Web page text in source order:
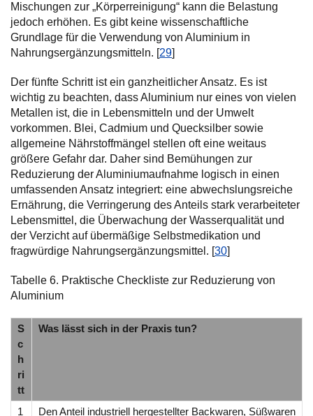
Mischungen zur „Körperreinigung“ kann die Belastung
jedoch erhöhen. Es gibt keine wissenschaftliche
Grundlage für die Verwendung von Aluminium in
Nahrungsergänzungsmitteln. [29]
Der fünfte Schritt ist ein ganzheitlicher Ansatz. Es ist
wichtig zu beachten, dass Aluminium nur eines von vielen
Metallen ist, die in Lebensmitteln und der Umwelt
vorkommen. Blei, Cadmium und Quecksilber sowie
allgemeine Nährstoffmängel stellen oft eine weitaus
größere Gefahr dar. Daher sind Bemühungen zur
Reduzierung der Aluminiumaufnahme logisch in einen
umfassenden Ansatz integriert: eine abwechslungsreiche
Ernährung, die Verringerung des Anteils stark verarbeiteter
Lebensmittel, die Überwachung der Wasserqualität und
der Verzicht auf übermäßige Selbstmedikation und
fragwürdige Nahrungsergänzungsmittel. [30]
Tabelle 6. Praktische Checkliste zur Reduzierung von
Aluminium
S
c
h
ri
tt
Was lässt sich in der Praxis tun?
1
Den Anteil industriell hergestellter Backwaren, Süßwaren